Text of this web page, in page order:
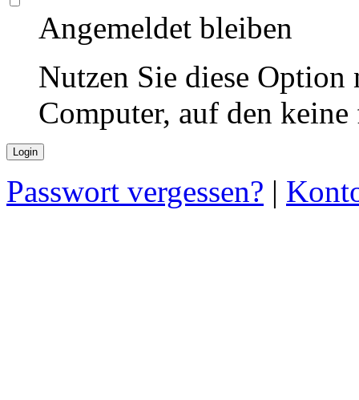
Angemeldet bleiben
Nutzen Sie diese
Computer, auf den
Passwort vergessen? |